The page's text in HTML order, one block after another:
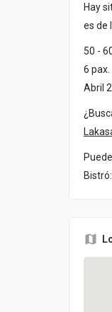
Hay
es de
50 -
6 pax.
Abril
Bistró: